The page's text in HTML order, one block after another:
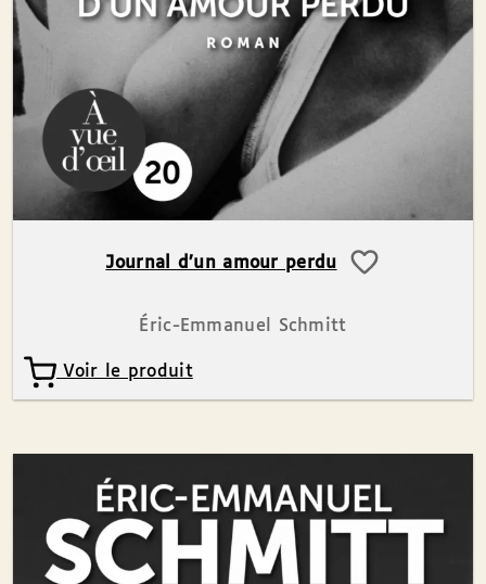
Journal d’un amour perdu
Éric-Emmanuel Schmitt
Voir le produit